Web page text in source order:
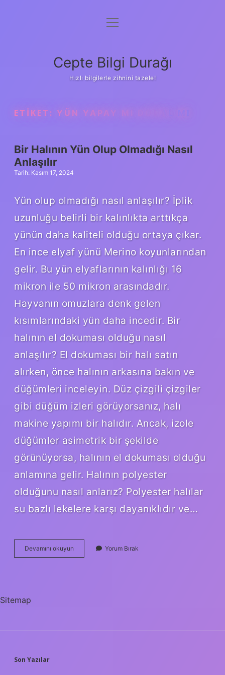
Anasayfa
Yasal Uyarı
menüyü
Cepte Bilgi Durağı
Hızlı bilgilerle zihnini tazele!
ETIKET: YÜN YAPAY MI DOĞAL MI
Bir Halının Yün Olup Olmadığı Nasıl
Anlaşılır
Tarih: Kasım 17, 2024
Yün olup olmadığı nasıl anlaşılır? İplik
uzunluğu belirli bir kalınlıkta arttıkça
yünün daha kaliteli olduğu ortaya çıkar.
En ince elyaf yünü Merino koyunlarından
gelir. Bu yün elyaflarının kalınlığı 16
mikron ile 50 mikron arasındadır.
Hayvanın omuzlara denk gelen
kısımlarındaki yün daha incedir. Bir
halının el dokuması olduğu nasıl
anlaşılır? El dokuması bir halı satın
alırken, önce halının arkasına bakın ve
düğümleri inceleyin. Düz çizgili çizgiler
gibi düğüm izleri görüyorsanız, halı
makine yapımı bir halıdır. Ancak, izole
düğümler asimetrik bir şekilde
görünüyorsa, halının el dokuması olduğu
anlamına gelir. Halının polyester
olduğunu nasıl anlarız? Polyester halılar
su bazlı lekelere karşı dayanıklıdır ve…
Devamını okuyun
Halının
Yorum Bırak
Sitemap
SIDEBAR
Son Yazılar